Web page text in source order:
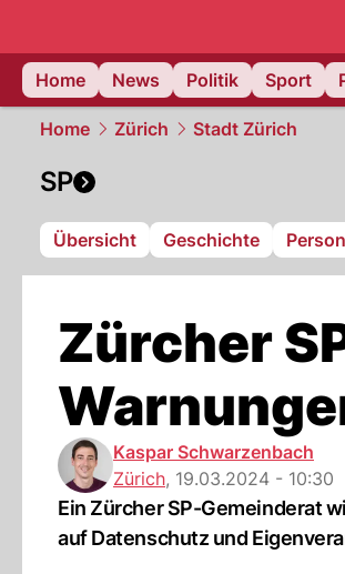
Home
News Politik Sport
Home Zürich Stadt Zürich
SP
Übersicht Geschichte
Zürcher
Kaspar Schwarzenbach
Zürich, 19.03.2024 - 10:30
Ein Zürcher SP-Gemeinderat
auf Datenschutz und